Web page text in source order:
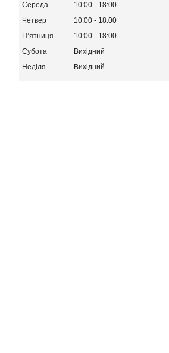
Середа
10:00
18:00
Четвер
10:00
18:00
Пʼятниця
10:00
18:00
Субота
Вихідний
Неділя
Вихідний